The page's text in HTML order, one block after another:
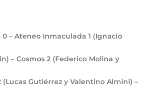
0 – Ateneo Inmaculada 1 (Ignacio
– Cosmos 2 (Federico Molina y
(Lucas Gutiérrez y Valentino Almini) –